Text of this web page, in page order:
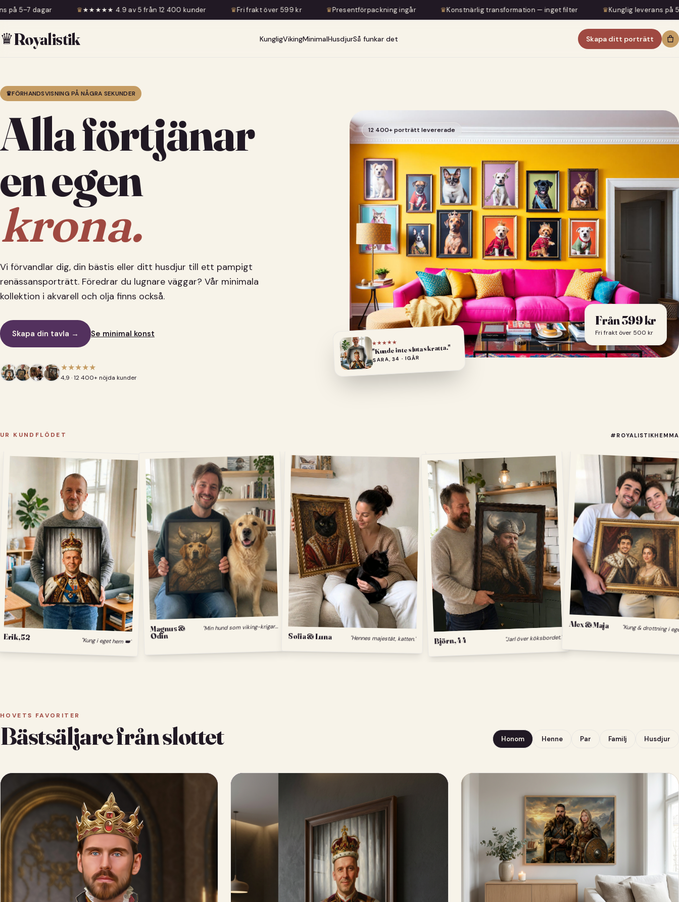
♛★★★★★ 4.9 av 5 från 12 400 kunder ♛Fri frakt över 599 kr ♛Presentförpackning ingår ♛Konstnärlig transformation — inget filter ♛Kunglig leverans på 5–7 dagar
♛Royalistik KungligVikingMinimalHusdjurSå funkar det Skapa ditt porträtt
♛FÖRHANDSVISNING PÅ NÅGRA SEKUNDER
Alla förtjänar
en egen
krona.
Vi förvandlar dig, din bästis eller ditt husdjur till ett pampigt
renässansporträtt. Föredrar du lugnare väggar? Vår minimala
kollektion i akvarell och olja finns också.
Skapa din tavla → Se minimal konst
★★★★★
4,9 · 12 400+ nöjda kunder
Från399kr
Fri frakt över 500 kr
12 400+ porträtt levererade
★★★★★
"Kunde inte sluta skratta."
SARA, 34 · IGÅR
UR KUNDFLÖDET #ROYALISTIKHEMMA
Erik, 52 "Kung i eget hem 👑"
Magnus &
Odin
"
Min hund som viking-krigare."
Sofia & Luna "Hennes majestät, katten." Björn, 44 "Jarl över köksbordet."
Alex & Maja "Kung & drottning i
HOVETS FAVORITER
Bästsäljare från slottet Honom Henne Par Familj Husdjur